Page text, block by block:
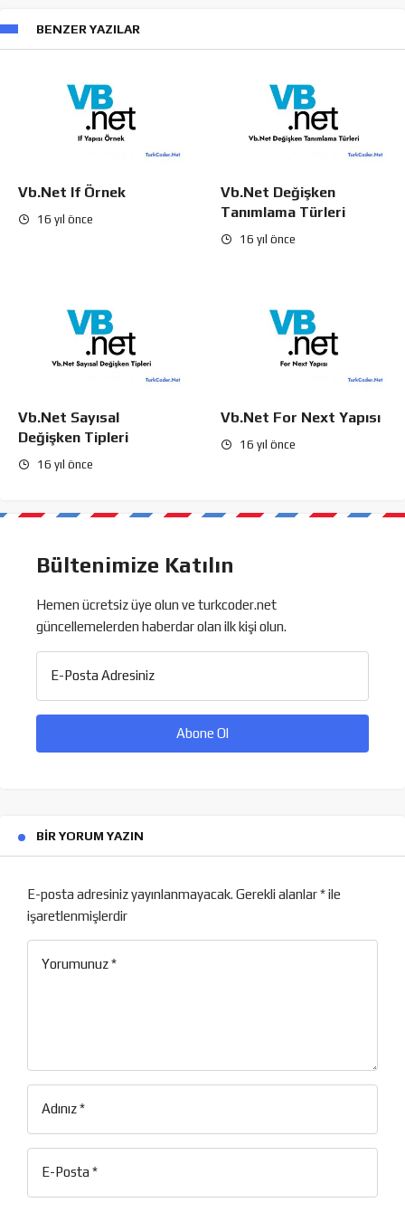
BENZER YAZILAR
Vb.Net If Örnek
16 yıl önce
Vb.Net Değişken
Tanımlama Türleri
16 yıl önce
Vb.Net Sayısal
Değişken Tipleri
16 yıl önce
Vb.Net For Next Yapısı
16 yıl önce
Bültenimize Katılın
Hemen ücretsiz üye olun ve turkcoder.net
güncellemelerden haberdar olan ilk kişi olun.
E-Posta Adresiniz
BIR YORUM YAZIN
E-posta adresiniz yayınlanmayacak. Gerekli alanlar*ile
işaretlenmişlerdir
Yorumunuz*
Adınız*
E-Posta *